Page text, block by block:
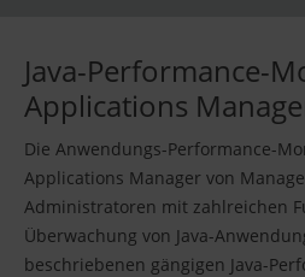
Java-Performance-
Applications
Die Anwendungs-Performance-
Applications Manager von
Administratoren mit zahlreichen
Überwachung von Java-
beschriebenen gängigen Java-